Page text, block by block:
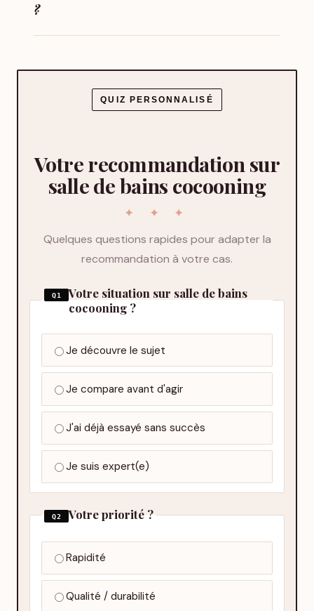
?
QUIZ PERSONNALISÉ
Votre recommandation sur
salle de bains cocooning
Quelques questions rapides pour adapter la
recommandation à votre cas.
Q1
Votre situation sur salle de bains
cocooning ?
Je découvre le sujet
Je compare avant d'agir
J'ai déjà essayé sans succès
Je suis expert(e)
Q2 Votre priorité ?
Rapidité
Qualité / durabilité